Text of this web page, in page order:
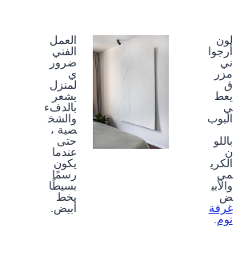
لون
أرجوا
ني
مزر
ق
يعط
ي
البوب
باللو
ن
الكري
مي
والأبي
ض
غرفة
نوم
العمل
الفني
ضرور
ي
لمنزل
يشعر
بالدفء
والشخ
صية ،
حتى
عندما
يكون
رسمًا
بسيطًا
بخط
أبيض.